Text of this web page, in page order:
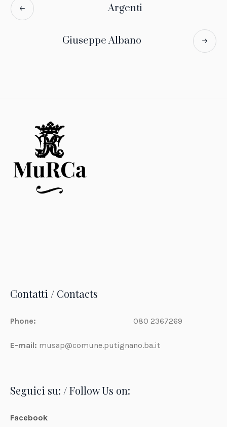
Argenti
Giuseppe Albano
Contatti / Contacts
Phone: 080 2367269
E-mail: musap@comune.putignano.ba.it
Seguici su: / Follow Us on:
Facebook